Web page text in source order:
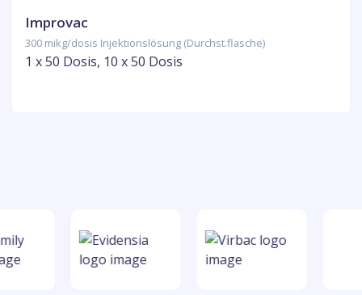
Improvac
300 mikg/dosis Injektionslösung (Durchst.flasche)
1 x 50 Dosis, 10 x 50 Dosis